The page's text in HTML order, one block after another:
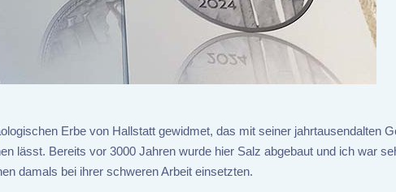
Erbe von Hallstatt gewidmet, das mit seiner jahrtausendalten
lässt. Bereits vor 3000 Jahren wurde hier Salz abgebaut und ich war
damals bei ihrer schweren Arbeit einsetzten.